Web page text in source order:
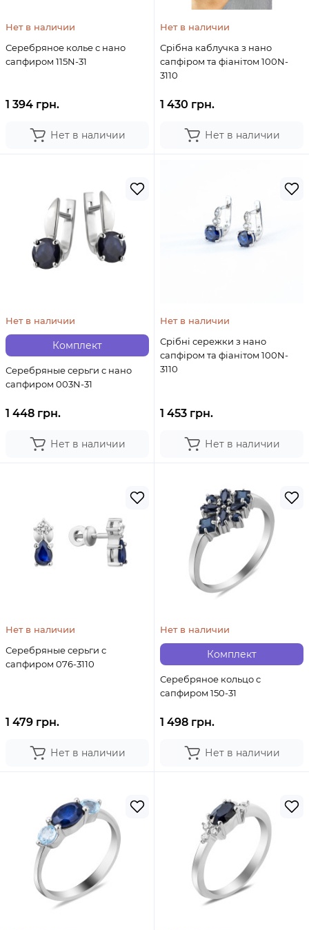
Нет в наличии
Серебряное колье с нано
сапфиром 115N-31
1 394 грн.
Нет в наличии
Нет в наличии
Срібна каблучка з нано
сапфіром та фіанітом 100N-
3110
1 430 грн.
Нет в наличии
Комплект
Нет в наличии
Серебряные серьги с нано
сапфиром 003N-31
1 448 грн.
Нет в наличии
Нет в наличии
Срібні сережки з нано
сапфіром та фіанітом 100N-
3110
1 453 грн.
Нет в наличии
Нет в наличии
Серебряные серьги с
сапфиром 076-3110
1 479 грн.
Нет в наличии
Комплект
Нет в наличии
Серебряное кольцо с
сапфиром 150-31
1 498 грн.
Нет в наличии